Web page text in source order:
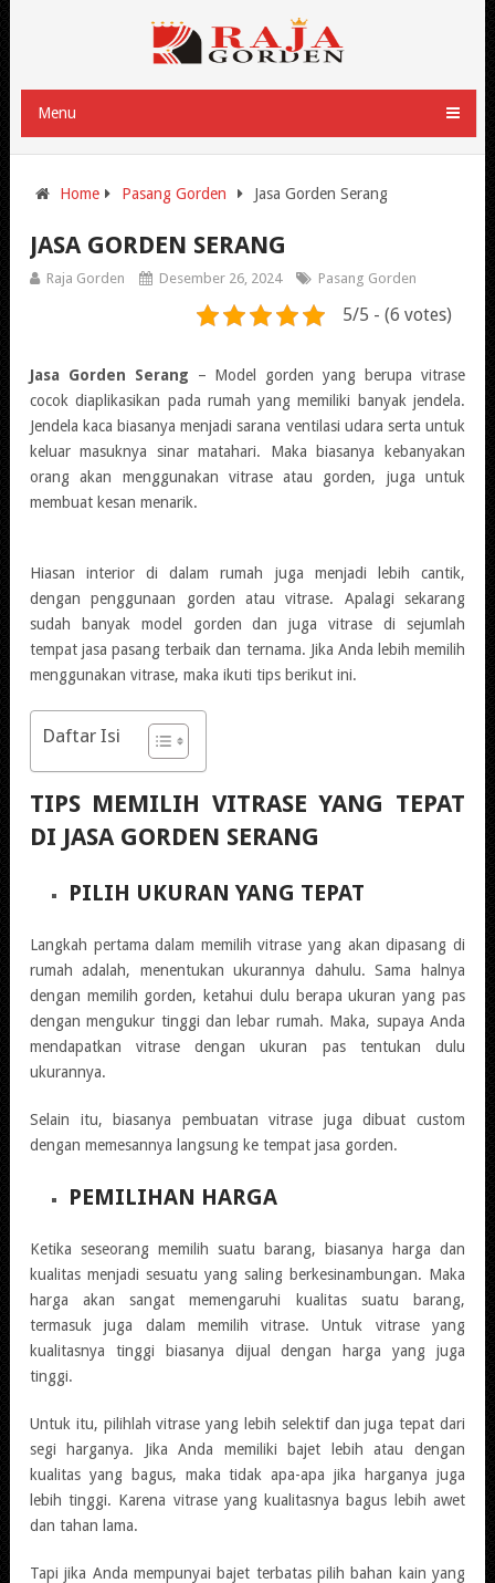
Menu
Home Pasang Gorden Jasa Gorden Serang
JASA GORDEN SERANG
Raja Gorden Desember 26, 2024 Pasang Gorden
5/5 - (6 votes)
Jasa Gorden Serang – Model gorden yang berupa vitrase
cocok diaplikasikan pada rumah yang memiliki banyak jendela.
Jendela kaca biasanya menjadi sarana ventilasi udara serta untuk
keluar masuknya sinar matahari. Maka biasanya kebanyakan
orang akan menggunakan vitrase atau gorden, juga untuk
membuat kesan menarik.
Hiasan interior di dalam rumah juga menjadi lebih cantik,
dengan penggunaan gorden atau vitrase. Apalagi sekarang
sudah banyak model gorden dan juga vitrase di sejumlah
tempat jasa pasang terbaik dan ternama. Jika Anda lebih memilih
menggunakan vitrase, maka ikuti tips berikut ini.
Daftar Isi
TIPS MEMILIH VITRASE YANG TEPAT
DI JASA GORDEN SERANG
PILIH UKURAN YANG TEPAT
Langkah pertama dalam memilih vitrase yang akan dipasang di
rumah adalah, menentukan ukurannya dahulu. Sama halnya
dengan memilih gorden, ketahui dulu berapa ukuran yang pas
dengan mengukur tinggi dan lebar rumah. Maka, supaya Anda
mendapatkan vitrase dengan ukuran pas tentukan dulu
ukurannya.
Selain itu, biasanya pembuatan vitrase juga dibuat custom
dengan memesannya langsung ke tempat jasa gorden.
PEMILIHAN HARGA
Ketika seseorang memilih suatu barang, biasanya harga dan
kualitas menjadi sesuatu yang saling berkesinambungan. Maka
harga akan sangat memengaruhi kualitas suatu barang,
termasuk juga dalam memilih vitrase. Untuk vitrase yang
kualitasnya tinggi biasanya dijual dengan harga yang juga
tinggi.
Untuk itu, pilihlah vitrase yang lebih selektif dan juga tepat dari
segi harganya. Jika Anda memiliki bajet lebih atau dengan
kualitas yang bagus, maka tidak apa-apa jika harganya juga
lebih tinggi. Karena vitrase yang kualitasnya bagus lebih awet
dan tahan lama.
Tapi jika Anda mempunyai bajet terbatas pilih bahan kain yang